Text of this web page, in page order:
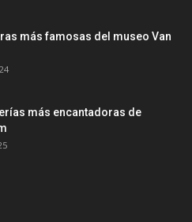
más famosas del museo Van
más encantadoras de